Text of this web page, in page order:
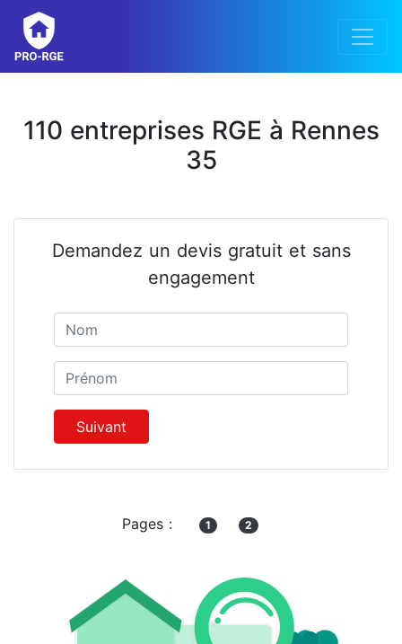
110 entreprises RGE à Rennes
35
Demandez un devis gratuit et sans
engagement
Prénom
Suivant
Pages : 1 2